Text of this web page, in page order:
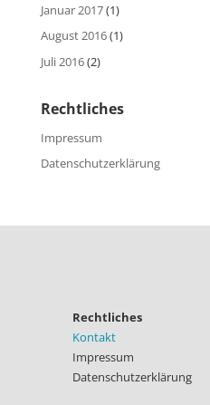
Januar 2017(1)
August 2016(1)
Juli 2016(2)
Rechtliches
Impressum
Datenschutzerklärung
Rechtliches
Kontakt
Impressum
Datenschutzerklärung